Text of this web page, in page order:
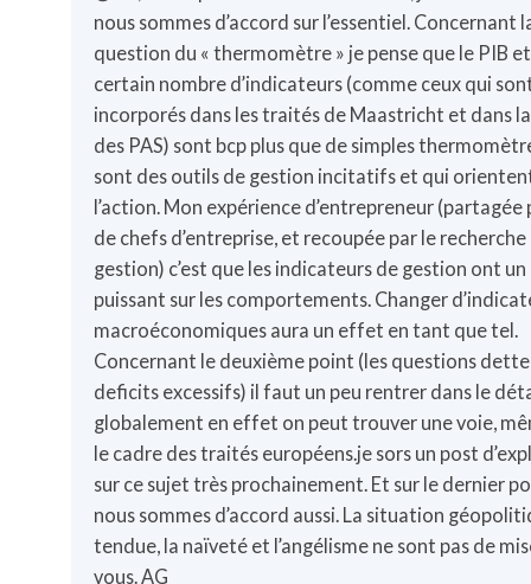
nous sommes d’accord sur l’essentiel. Concernant
question du « thermomètre » je pense que le PIB
certain nombre d’indicateurs (comme ceux qui
incorporés dans les traités de Maastricht et dans
des PAS) sont bcp plus que de simples
sont des outils de gestion incitatifs et qui
l’action. Mon expérience d’entrepreneur (partagée
de chefs d’entreprise, et recoupée par le recherche
gestion) c’est que les indicateurs de gestion ont
puissant sur les comportements. Changer
macroéconomiques aura un effet en tant que tel.
Concernant le deuxième point (les questions
deficits excessifs) il faut un peu rentrer dans le
globalement en effet on peut trouver une voie,
le cadre des traités européens.je sors un post
sur ce sujet très prochainement. Et sur le dernier
nous sommes d’accord aussi. La situation
tendue, la naïveté et l’angélisme ne sont pas de
vous. AG